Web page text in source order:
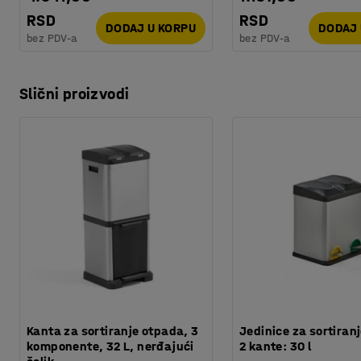
RSD
bez PDV-a
DODAJ U KORPU
RSD
bez PDV-a
DODAJ
Slični proizvodi
Kanta za sortiranje otpada, 3
komponente, 32 L, nerđajući
Jedinice za
2 kante: 30 l